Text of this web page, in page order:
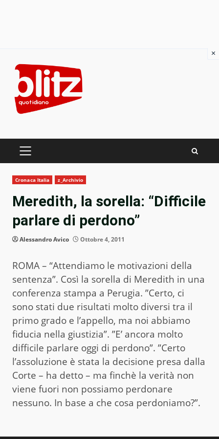
content
PRIMARY
Cronaca Italia z_Archivio
Meredith, la sorella: “Difficile
parlare di perdono”
Alessandro Avico Ottobre 4, 2011
ROMA – “Attendiamo le motivazioni della
sentenza”. Così la sorella di Meredith in una
conferenza stampa a Perugia. ”Certo, ci
sono stati due risultati molto diversi tra il
primo grado e l’appello, ma noi abbiamo
fiducia nella giustizia”. ”E’ ancora molto
difficile parlare oggi di perdono”. ”Certo
l’assoluzione è stata la decisione presa dalla
Corte – ha detto – ma finchè la verità non
viene fuori non possiamo perdonare
nessuno. In base a che cosa perdoniamo?”.
×